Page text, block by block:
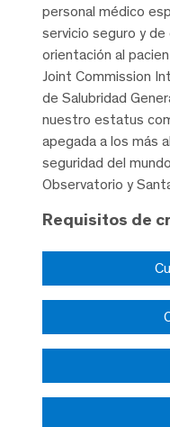
personal médico
servicio seguro y
orientación al
Joint Commission
de Salubridad
nuestro estatus
apegada a los más
seguridad del
Observatorio y
Requisitos de